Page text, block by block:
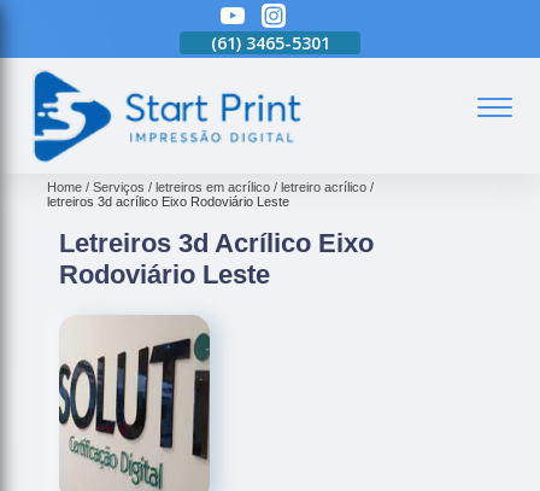
(61)3465-5301
Home Serviços letreiros em acrílico
letreiro acrílico
letreiros 3d acrílico Eixo Rodoviário Leste
Letreiros 3d Acrílico Eixo
Rodoviário Leste